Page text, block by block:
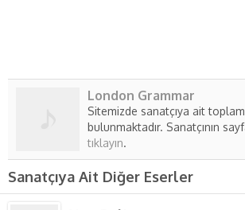
London Grammar
Sitemizde sanatçıya ait
bulunmaktadır. Sanatçının
tıklayın.
Sanatçıya Ait Diğer Eserler